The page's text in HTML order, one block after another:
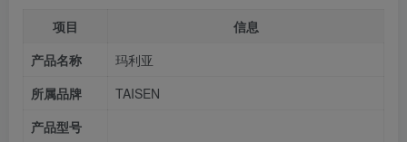
项目
信息
产品名称
玛利亚
所属品牌
TAISEN
产品型号